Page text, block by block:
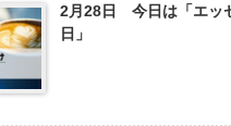
2月28日 今日は「エッ
日」